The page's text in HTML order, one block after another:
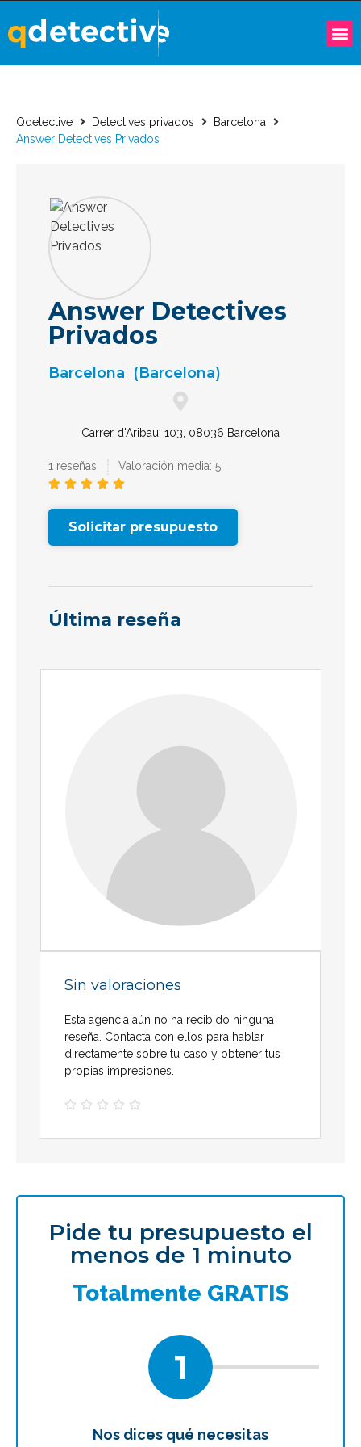
Qdetective Detectives privados
Barcelona
Answer Detectives Privados
Answer Detectives
Privados
Barcelona (Barcelona)
Carrer d'Aribau, 103, 08036 Barcelona
1 reseñas Valoración media: 5
    
Solicitar presupuesto
Última reseña
Sin valoraciones
Esta agencia aún no ha recibido ninguna
reseña. Contacta con ellos para hablar
directamente sobre tu caso y obtener tus
propias impresiones.
    
Pide tu presupuesto el
menos de 1 minuto
Totalmente GRATIS
1
Nos dices qué necesitas